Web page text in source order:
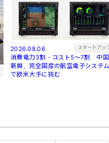
2026.08.06 スタートアッ
消費電力3割・コスト5〜7割 中国
新興、完全国産の航空電子システ
で欧米大手に挑む